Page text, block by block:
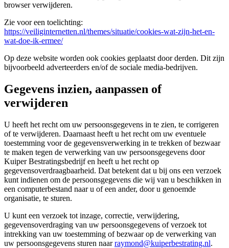
browser verwijderen.
Zie voor een toelichting:
https://veiliginternetten.nl/themes/situatie/cookies-wat-zijn-het-en-
wat-doe-ik-ermee/
Op deze website worden ook cookies geplaatst door derden. Dit zijn
bijvoorbeeld adverteerders en/of de sociale media-bedrijven.
Gegevens inzien, aanpassen of
verwijderen
U heeft het recht om uw persoonsgegevens in te zien, te corrigeren
of te verwijderen. Daarnaast heeft u het recht om uw eventuele
toestemming voor de gegevensverwerking in te trekken of bezwaar
te maken tegen de verwerking van uw persoonsgegevens door
Kuiper Bestratingsbedrijf en heeft u het recht op
gegevensoverdraagbaarheid. Dat betekent dat u bij ons een verzoek
kunt indienen om de persoonsgegevens die wij van u beschikken in
een computerbestand naar u of een ander, door u genoemde
organisatie, te sturen.
U kunt een verzoek tot inzage, correctie, verwijdering,
gegevensoverdraging van uw persoonsgegevens of verzoek tot
intrekking van uw toestemming of bezwaar op de verwerking van
uw persoonsgegevens sturen naar raymond@kuiperbestrating.nl.